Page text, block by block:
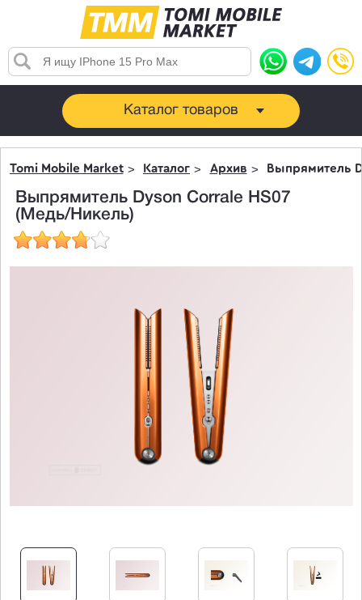
Каталог товаров
Tomi Mobile Market Каталог Архив Выпрямитель
Выпрямитель Dyson Corrale HS07
(Медь/Никель)